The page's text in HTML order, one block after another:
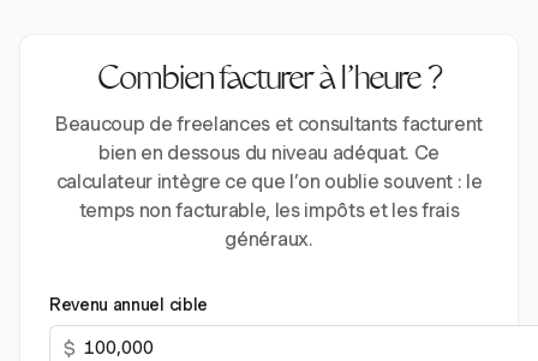
Combien facturer à l’heure ?
Beaucoup de freelances et consultants facturent
bien en dessous du niveau adéquat. Ce
calculateur intègre ce que l’on oublie souvent : le
temps non facturable, les impôts et les frais
généraux.
Revenu annuel cible
$